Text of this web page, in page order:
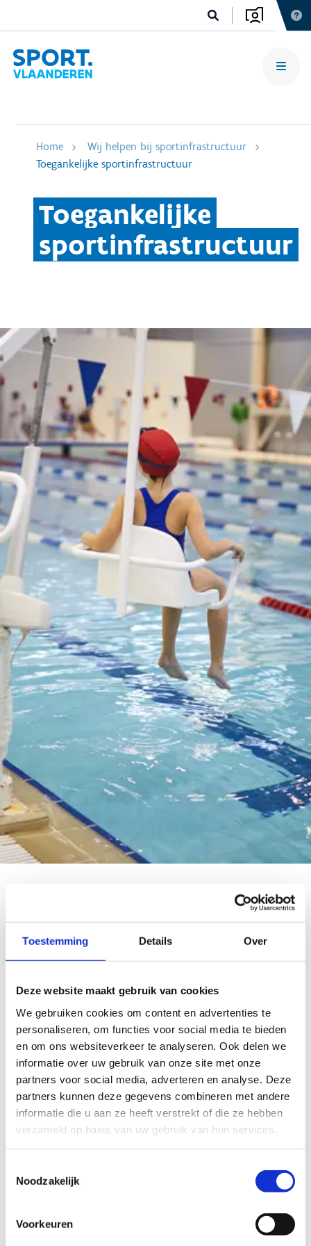
Toestemming Details Over
Deze website maakt gebruik van cookies
We gebruiken cookies om content en advertenties te
personaliseren, om functies voor social media te bieden
en om ons websiteverkeer te analyseren. Ook delen we
informatie over uw gebruik van onze site met onze
partners voor social media, adverteren en analyse. Deze
partners kunnen deze gegevens combineren met andere
informatie die u aan ze heeft verstrekt of die ze hebben
verzameld op basis van uw gebruik van hun services.
Noodzakelijk
Voorkeuren
Home
Wij helpen bij sportinfrastructuur
Toegankelijke sportinfrastructuur
Toegankelijke
sportinfrastructuur
Jouw sportinfrastructuur toegankelijk voor iedereen
Toegankelijkheid in de sportomgeving
Tools voor ontwerpers
Kwaliteitslabel toegankelijkheid sport
Labeltrajecten en richtprijzen
Toegankelijkheid in zwembaden
Inspirerende voorbeelden
Inspirerende
voorbeelden
Sportaccommodaties
Geen fiches gevonden.